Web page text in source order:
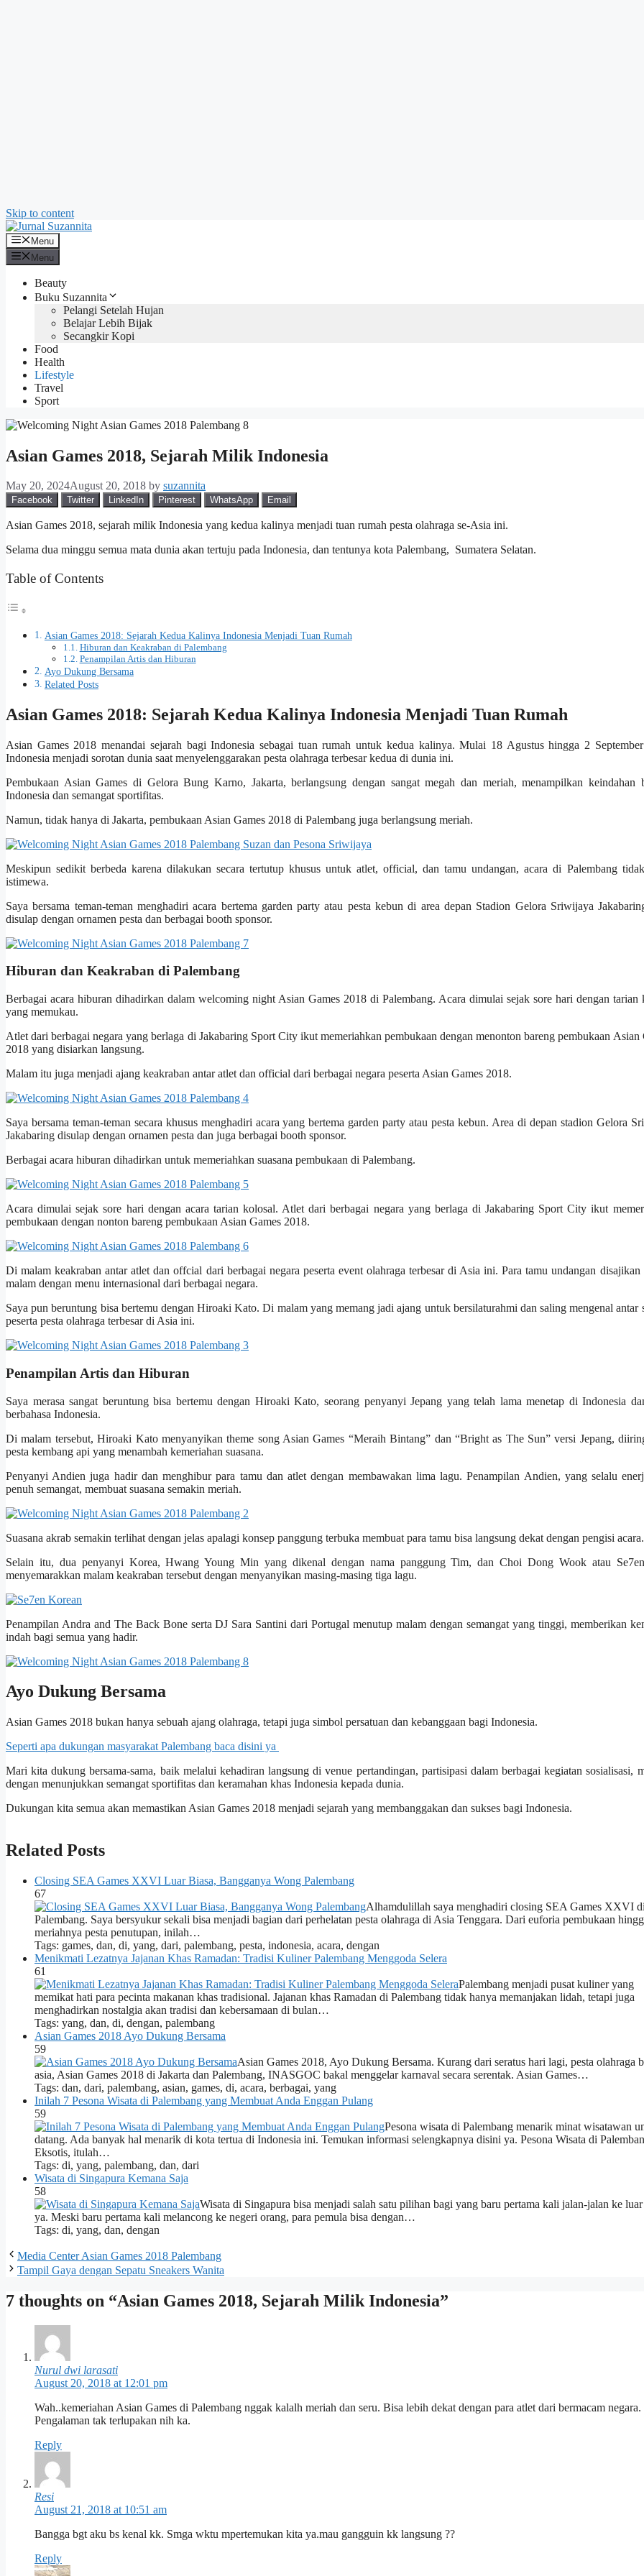
Skip to content
Menu
Menu
Beauty
Buku Suzannita
Pelangi Setelah Hujan
Belajar Lebih Bijak
Secangkir Kopi
Food
Health
Lifestyle
Travel
Sport
Asian Games 2018, Sejarah Milik Indonesia
May 20, 2024August 20, 2018 by suzannita
Facebook Twitter LinkedIn Pinterest WhatsApp Email
Asian Games 2018, sejarah milik Indonesia yang kedua kalinya menjadi tuan rumah pesta olahraga se-Asia ini.
Selama dua minggu semua mata dunia akan tertuju pada Indonesia, dan tentunya kota Palembang, Sumatera Selatan.
Table of Contents
Asian Games 2018: Sejarah Kedua Kalinya Indonesia Menjadi Tuan Rumah
Hiburan dan Keakraban di Palembang
Penampilan Artis dan Hiburan
Ayo Dukung Bersama
Related Posts
Asian Games 2018: Sejarah Kedua Kalinya Indonesia Menjadi Tuan Rumah
Asian Games 2018 menandai sejarah bagi Indonesia sebagai tuan rumah untuk kedua kalinya. Mulai 18 Agustus hingga 2
Indonesia menjadi sorotan dunia saat menyelenggarakan pesta olahraga terbesar kedua di dunia ini.
Pembukaan Asian Games di Gelora Bung Karno, Jakarta, berlangsung dengan sangat megah dan meriah, menampilkan keindahan
Indonesia dan semangat sportifitas.
Namun, tidak hanya di Jakarta, pembukaan Asian Games 2018 di Palembang juga berlangsung meriah.
Meskipun sedikit berbeda karena dilakukan secara tertutup khusus untuk atlet, official, dan tamu undangan, acara di Palembang
istimewa.
Saya bersama teman-teman menghadiri acara bertema garden party atau pesta kebun di area depan Stadion Gelora Sriwijaya
disulap dengan ornamen pesta dan berbagai booth sponsor.
Hiburan dan Keakraban di Palembang
Berbagai acara hiburan dihadirkan dalam welcoming night Asian Games 2018 di Palembang. Acara dimulai sejak sore hari dengan tarian
yang memukau.
Atlet dari berbagai negara yang berlaga di Jakabaring Sport City ikut memeriahkan pembukaan dengan menonton bareng pembukaan Asian
2018 yang disiarkan langsung.
Malam itu juga menjadi ajang keakraban antar atlet dan official dari berbagai negara peserta Asian Games 2018.
Saya bersama teman-teman secara khusus menghadiri acara yang bertema garden party atau pesta kebun. Area di depan stadion Gelora
Jakabaring disulap dengan ornamen pesta dan juga berbagai booth sponsor.
Berbagai acara hiburan dihadirkan untuk memeriahkan suasana pembukaan di Palembang.
Acara dimulai sejak sore hari dengan acara tarian kolosal. Atlet dari berbagai negara yang berlaga di Jakabaring Sport City ikut
pembukaan dengan nonton bareng pembukaan Asian Games 2018.
Di malam keakraban antar atlet dan offcial dari berbagai negara peserta event olahraga terbesar di Asia ini. Para tamu undangan disajikan
malam dengan menu internasional dari berbagai negara.
Saya pun beruntung bisa bertemu dengan Hiroaki Kato. Di malam yang memang jadi ajang untuk bersilaturahmi dan saling mengenal antar
peserta pesta olahraga terbesar di Asia ini.
Penampilan Artis dan Hiburan
Saya merasa sangat beruntung bisa bertemu dengan Hiroaki Kato, seorang penyanyi Jepang yang telah lama menetap di Indonesia
berbahasa Indonesia.
Di malam tersebut, Hiroaki Kato menyanyikan theme song Asian Games “Meraih Bintang” dan “Bright as The Sun” versi Jepang,
pesta kembang api yang menambah kemeriahan suasana.
Penyanyi Andien juga hadir dan menghibur para tamu dan atlet dengan membawakan lima lagu. Penampilan Andien, yang selalu
penuh semangat, membuat suasana semakin meriah.
Suasana akrab semakin terlihat dengan jelas apalagi konsep panggung terbuka membuat para tamu bisa langsung dekat dengan pengisi acara.
Selain itu, dua penyanyi Korea, Hwang Young Min yang dikenal dengan nama panggung Tim, dan Choi Dong Wook atau
menyemarakkan malam keakraban tersebut dengan menyanyikan masing-masing tiga lagu.
Penampilan Andra and The Back Bone serta DJ Sara Santini dari Portugal menutup malam dengan semangat yang tinggi, memberikan
indah bagi semua yang hadir.
Ayo Dukung Bersama
Asian Games 2018 bukan hanya sebuah ajang olahraga, tetapi juga simbol persatuan dan kebanggaan bagi Indonesia.
Seperti apa dukungan masyarakat Palembang baca disini ya
Mari kita dukung bersama-sama, baik melalui kehadiran langsung di venue pertandingan, partisipasi dalam berbagai kegiatan sosialisasi,
dengan menunjukkan semangat sportifitas dan keramahan khas Indonesia kepada dunia.
Dukungan kita semua akan memastikan Asian Games 2018 menjadi sejarah yang membanggakan dan sukses bagi Indonesia.
Related Posts
Closing SEA Games XXVI Luar Biasa, Bangganya Wong Palembang
67
Alhamdulillah saya menghadiri closing SEA Games XXVI di
Palembang. Saya bersyukur sekali bisa menjadi bagian dari perhelatan pesta olahraga di Asia Tenggara. Dari euforia pembukaan
meriahnya pesta penutupan, inilah…
Tags: games, dan, di, yang, dari, palembang, pesta, indonesia, acara, dengan
Menikmati Lezatnya Jajanan Khas Ramadan: Tradisi Kuliner Palembang Menggoda Selera
61
Palembang menjadi pusat kuliner yang
memikat hati para pecinta makanan khas tradisional. Jajanan khas Ramadan di Palembang tidak hanya memanjakan lidah, tetapi juga
menghadirkan nostalgia akan tradisi dan kebersamaan di bulan…
Tags: yang, dan, di, dengan, palembang
Asian Games 2018 Ayo Dukung Bersama
59
Asian Games 2018, Ayo Dukung Bersama. Kurang dari seratus hari lagi, pesta olahraga
asia, Asian Games 2018 di Jakarta dan Palembang, INASGOC bakal menggelar karnaval secara serentak. Asian Games…
Tags: dan, dari, palembang, asian, games, di, acara, berbagai, yang
Inilah 7 Pesona Wisata di Palembang yang Membuat Anda Enggan Pulang
59
Pesona wisata di Palembang menarik minat wisatawan
datang. Ada banyak hal menarik di kota tertua di Indonesia ini. Temukan informasi selengkapnya disini ya. Pesona Wisata di
Eksotis, itulah…
Tags: di, yang, palembang, dan, dari
Wisata di Singapura Kemana Saja
58
Wisata di Singapura bisa menjadi salah satu pilihan bagi yang baru pertama kali jalan-jalan ke
ya. Meski baru pertama kali melancong ke negeri orang, para pemula bisa dengan…
Tags: di, yang, dan, dengan
Media Center Asian Games 2018 Palembang
Tampil Gaya dengan Sepatu Sneakers Wanita
7 thoughts on “Asian Games 2018, Sejarah Milik Indonesia”
Nurul dwi larasati
August 20, 2018 at 12:01 pm
Wah..kemeriahan Asian Games di Palembang nggak kalalh meriah dan seru. Bisa lebih dekat dengan para atlet dari bermacam negara.
Pengalaman tak terlupakan nih ka.
Reply
Resi
August 21, 2018 at 10:51 am
Bangga bgt aku bs kenal kk. Smga wktu mpertemukan kita ya.mau gangguin kk langsung ??
Reply